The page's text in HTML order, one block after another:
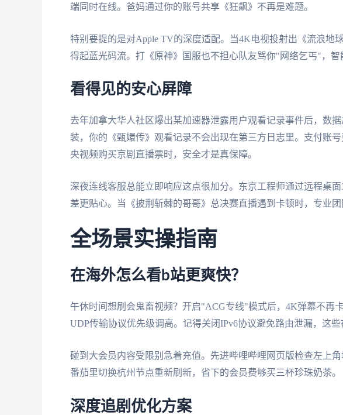
端同时在线。爸妈通过你的账号共享《狂飙》不再是难题。
特别要提的是对Apple TV的深度适配。当4K电视投射出《流浪地
得起蓝光码流。打《原神》国服也不担心队友骂你"网络乞丐"，智
看得见的安心屏障
去年加拿大华人社区爆出某加速器泄露用户观看记录事件后，数
装，你的《甄嬛传》观看记录不会出现在第三方日志里。支付账
央视频购买京剧直播票时，安全才是真保障。
深夜连线客服总能立即响应这点很加分。东京工程师通过远程桌
差更贴心。当《披荆斩棘的哥哥》总决赛直播遇到卡顿时，专业团
全场景实操指南
在海外怎么看b站更爽快？
午休时间想刷会鬼畜视频？开启"ACG专线"模式后，4K弹幕不再
UDP传输协议优先级调高。记得关闭IPv6协议避免路由泄漏，这些
碰到大会员内容受限别急着充值。先进哔哩哔哩网页版检查左上
番茄里切换杭州节点重新刷新，省下的会员费够买三杯珍珠奶茶。
深度追剧优化方案